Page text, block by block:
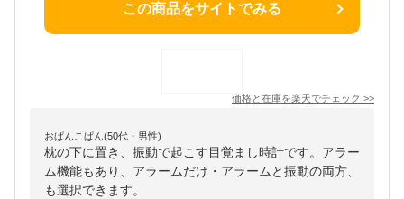
この商品をサイトでみる
価格と在庫を楽天でチェック >>
おぱんこぱん(50代・男性)
枕の下に置き、振動で起こす目覚まし時計です。アラー
ム機能もあり、アラームだけ・アラームと振動の両方、
も選択できます。